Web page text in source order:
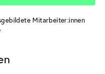
Mitarbeiter:innen